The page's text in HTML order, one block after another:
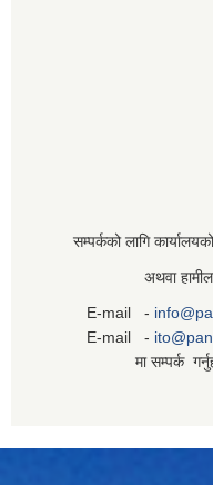
सम्पर्कको लागि
अथवा
E-mail -
E-mail -
मा सम्पर्क